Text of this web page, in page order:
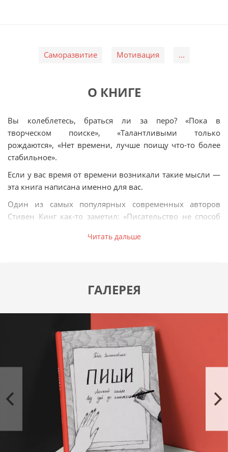
Саморазвитие Мотивация ...
О КНИГЕ
Вы колеблетесь, браться ли за перо? «Пока в
творческом поиске», «Талантливыми только
рождаются», «Нет времени, лучше поищу что-то более
стабильное».
Если у вас время от времени возникали такие мысли —
эта книга написана именно для вас.
Один из самых популярных современных авторов
Стивен Кинг как-то заметил: «Писательство не способ
отношения. Оно обогащает жизнь как тех, кто читает
Оригинальное «пособие» современного украинского
писательские способности и получить настоящее
удовольствие от движения карандаша по записной
книжке или клацанья по клавишам клавиатуры.
Читать дальше
ГАЛЕРЕЯ